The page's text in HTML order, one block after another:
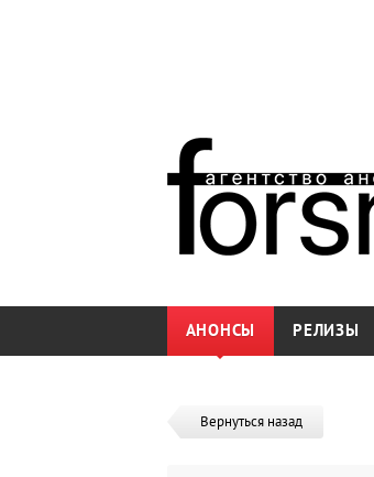
АНОНСЫ РЕЛИЗЫ
Вернуться назад